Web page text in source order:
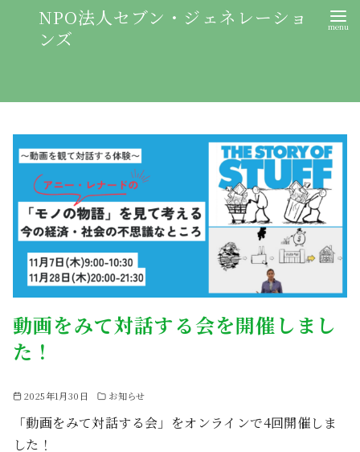
NPO法人セブン・ジェネレーショ
ンズ
動画をみて対話する会を開催しまし
た！
2025年1月30日 お知らせ
「動画をみて対話する会」をオンラインで4回開催しま
した！